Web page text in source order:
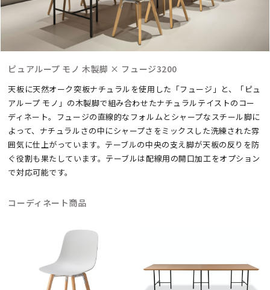
ピュアループ モノ 木製脚 × フュージ3200
天板に天然オーク突板ナチュラルを使用した「フュージ」と、「ピュ
アループ モノ」の木製脚で組み合わせたナチュラルテイストのコー
ディネート。フュージの直線的なフォルムとシャープなスチール脚に
よって、ナチュラルさの中にシャープさをミックスした洗練された雰
囲気に仕上がっています。テーブルの中央の支え脚が天板の反りを防
ぐ役割も果たしています。テーブルは配線用の開口加工をオプション
で対応可能です。
コーディネート商品